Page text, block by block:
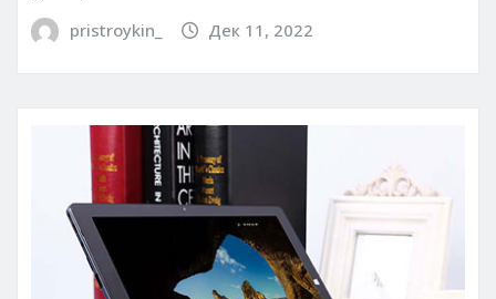
pristroykin_ Дек 11, 2022